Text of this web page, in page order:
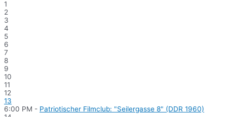
1
2
3
4
5
6
7
8
9
10
11
12
13
6:00 PM - Patriotischer Filmclub: "Seilergasse 8" (DDR 1960)